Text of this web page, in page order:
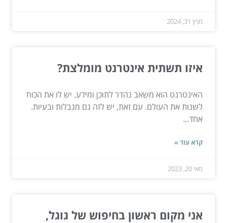
מרץ 31, 2024
איזו תשתית אינטרנט מומלצת?
האינטרנט הוא משאב נהדר לתוכן ומידע. יש לו את הכוח
לשנות את העולם. עם זאת, יש לזה גם מגבלות ובעיות.
אחד...
קרא עוד »
מאי 20, 2023
אני מקום ראשון בחיפוש של גוגל,